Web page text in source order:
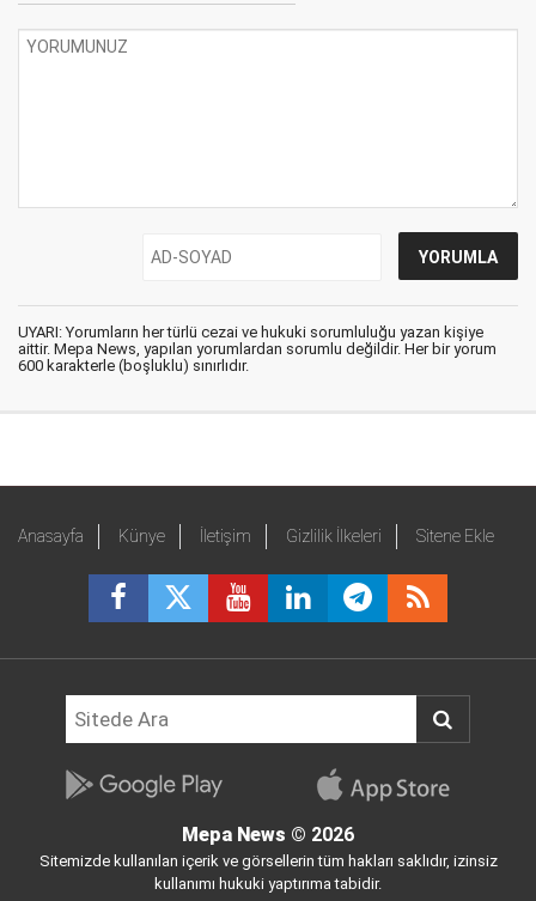
UYARI: Yorumların her türlü cezai ve hukuki sorumluluğu yazan kişiye
aittir. Mepa News, yapılan yorumlardan sorumlu değildir. Her bir yorum
600 karakterle (boşluklu) sınırlıdır.
Anasayfa Künye İletişim Gizlilik İlkeleri Sitene Ekle
Mepa News © 2026
Sitemizde kullanılan içerik ve görsellerin tüm hakları saklıdır, izinsiz
kullanımı hukuki yaptırıma tabidir.